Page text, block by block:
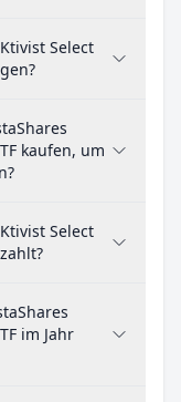
Select
kaufen, um
Select
im Jahr